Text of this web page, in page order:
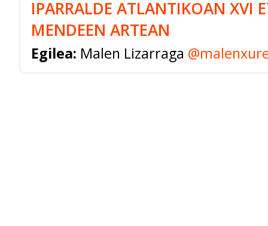
IPARRALDE ATLANTIKOAN XVI
MENDEEN ARTEAN
Egilea: Malen Lizarraga